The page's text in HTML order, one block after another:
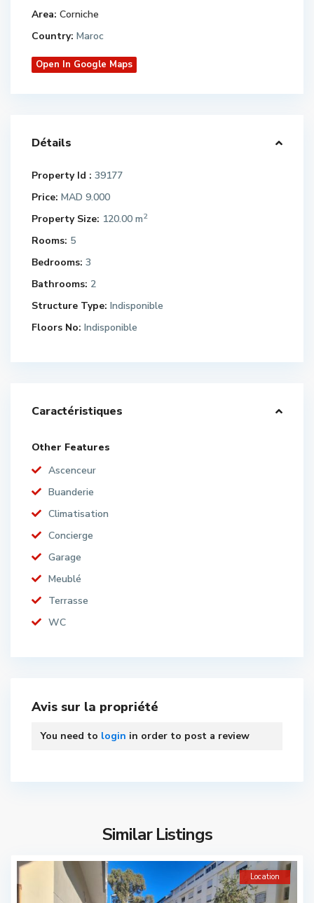
Area: Corniche
Country: Maroc
Open In Google Maps
Détails
Property Id : 39177
Price: MAD 9.000
Property Size: 120.00 m2
Rooms: 5
Bedrooms: 3
Bathrooms: 2
Structure Type: Indisponible
Floors No: Indisponible
Caractéristiques
Other Features
Ascenceur
Buanderie
Climatisation
Concierge
Garage
Meublé
Terrasse
WC
Avis sur la propriété
You need to login in order to post a review
Similar Listings
Location